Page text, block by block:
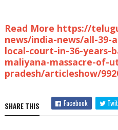
Read More https://
news/india-news/all-39-
local-court-in-36-years-
maliyana-massacre-of-
pradesh/articleshow/
SHARE THIS Facebook